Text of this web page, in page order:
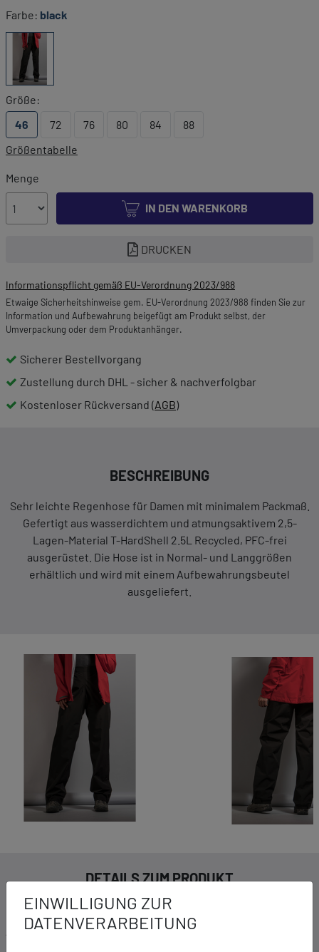
EINWILLIGUNG ZUR
DATENVERARBEITUNG
Farbe: black
Größe:
46
72 76 80 84
88
Größentabelle
Menge
IN DEN WARENKORB
DRUCKEN
Informationspflicht gemäß EU-Verordnung 2023/988
Etwaige Sicherheitshinweise gem. EU-Verordnung 2023/988 finden Sie zur
Information und Aufbewahrung beigefügt am Produkt selbst, der
Umverpackung oder dem Produktanhänger.
Sicherer Bestellvorgang
Zustellung durch DHL - sicher & nachverfolgbar
Kostenloser Rückversand (AGB)
BESCHREIBUNG
Sehr leichte Regenhose für Damen mit minimalem Packmaß.
Gefertigt aus wasserdichtem und atmungsaktivem 2,5-
Lagen-Material T-HardShell 2.5L Recycled, PFC-frei
ausgerüstet. Die Hose ist in Normal- und Langgrößen
erhältlich und wird mit einem Aufbewahrungsbeutel
ausgeliefert.
DETAILS ZUM PRODUKT
Ausstattung: